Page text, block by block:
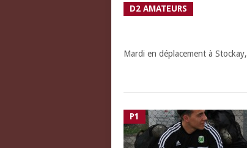
D2 AMATEURS
Mardi en déplacement à Stockay,
P1